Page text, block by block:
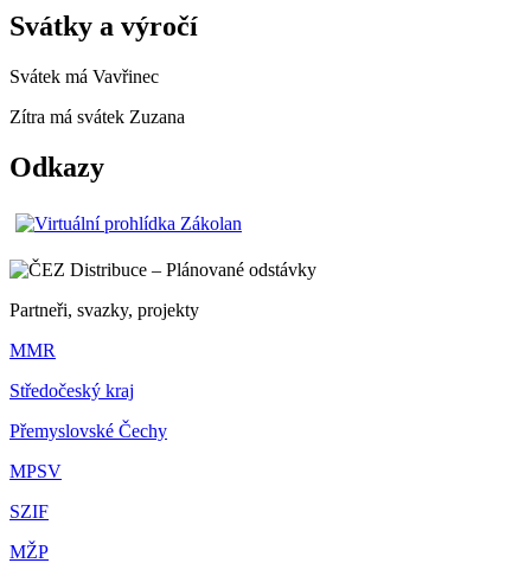
Svátky a výročí
Svátek má Vavřinec
Zítra má svátek Zuzana
Odkazy
Partneři, svazky, projekty
MMR
Středočeský kraj
Přemyslovské Čechy
MPSV
SZIF
MŽP